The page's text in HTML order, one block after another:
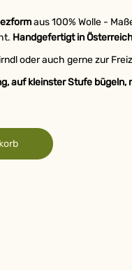
aus 100% Wolle -
Handgefertigt in
oder auch gerne zur
auf kleinster Stufe bügeln,